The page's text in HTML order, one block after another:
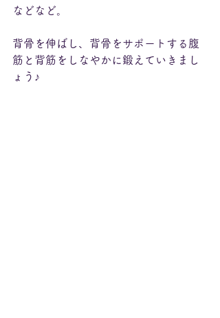
などなど。
背骨を伸ばし、背骨をサポートする腹
筋と背筋をしなやかに鍛えていきまし
ょう♪